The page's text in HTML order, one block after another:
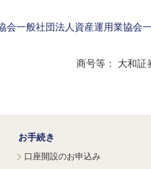
会一般社団法人資産運用業協会
商号等： 大和証
お手続き
口座開設のお申込み